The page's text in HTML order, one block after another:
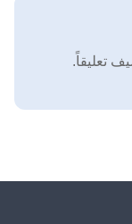
تعليقاً.